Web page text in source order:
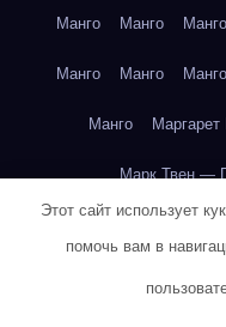
Манго Манго Манго
Манго Манго Манго
Манго
Марк Твен —
Марк Твен —
Этот сайт использует
помочь вам в